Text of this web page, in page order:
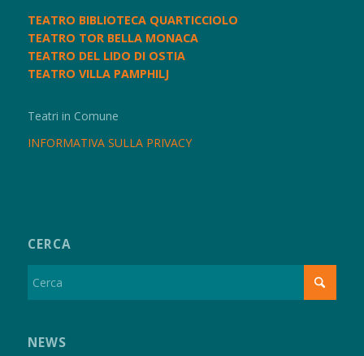
TEATRO BIBLIOTECA QUARTICCIOLO
TEATRO TOR BELLA MONACA
TEATRO DEL LIDO DI OSTIA
TEATRO VILLA PAMPHILJ
Teatri in Comune
INFORMATIVA SULLA PRIVACY
CERCA
NEWS